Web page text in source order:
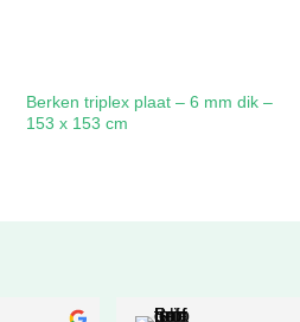
Berken triplex plaat – 6 mm dik –
153 x 153 cm